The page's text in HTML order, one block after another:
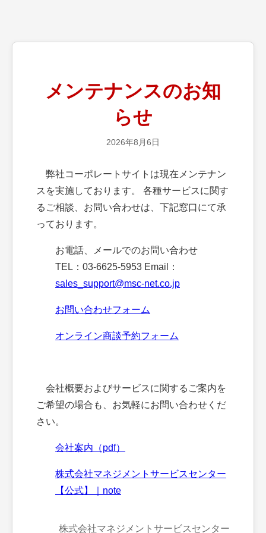
メンテナンスのお知
らせ
2026年8月6日
弊社コーポレートサイトは現在メンテナン
スを実施しております。 各種サービスに関す
るご相談、お問い合わせは、下記窓口にて承
っております。
お電話、メールでのお問い合わせ
TEL：03-6625-5953 Email：
sales_support@msc-net.co.jp
お問い合わせフォーム
オンライン商談予約フォーム
会社概要およびサービスに関するご案内を
ご希望の場合も、お気軽にお問い合わせくだ
さい。
会社案内（pdf）
株式会社マネジメントサービスセンター
【公式】｜note
株式会社マネジメントサービスセンター